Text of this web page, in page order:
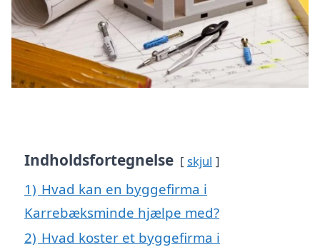
Indholdsfortegnelse skjul
1) Hvad kan en byggefirma i
Karrebæksminde hjælpe med?
2) Hvad koster et byggefirma i